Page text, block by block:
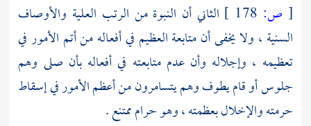
[ ص:
الثاني أن النبوة من الرتب العلية والأوصاف
السنية ، ولا يخفى أن متابعة العظيم في أفعاله من أتم الأمور في
تعظيمه ، وإجلاله وأن عدم متابعته في أفعاله بأن صلى وهم
جلوس أو قام يطوف وهم يتسامرون من أعظم الأمور في إسقاط
حرمته والإخلال بعظمته ، وهو حرام ممتنع .